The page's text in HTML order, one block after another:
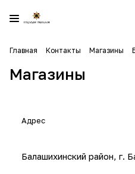
Главная Контакты Магазины
Магазины
Адрес
Балашихинский район, г.